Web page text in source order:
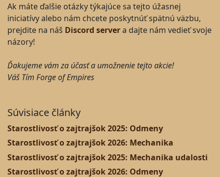
Ak máte ďalšie otázky týkajúce sa tejto úžasnej
iniciatívy alebo nám chcete poskytnúť spätnú väzbu,
prejdite na náš Discord servera dajte nám vedieť svoje
názory!
Ďakujeme vám za účasť a umožnenie tejto akcie!
Váš Tím Forge of Empires
Súvisiace články
Starostlivosť o zajtrajšok 2025: Odmeny
Starostlivosť o zajtrajšok 2026: Mechanika
Starostlivosť o zajtrajšok 2025: Mechanika udalosti
Starostlivosť o zajtrajšok 2026: Odmeny